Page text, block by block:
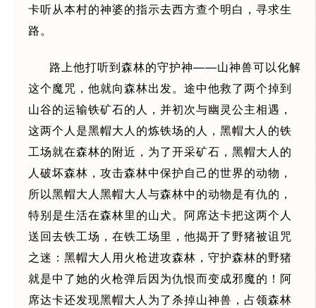
卡听从本村的神婆的指示去西方查个明白，寻求生
路。
路上他打听到森林的守护神——山神兽可以化解
这个魔咒，他就向森林出发。途中他救了两个掉到
山谷的运输铁矿石的人，并初次与幽灵公主相遇，
这两个人是黑帽大人的炼铁场的人，黑帽大人的铁
工场就在森林的附近，为了开采矿石，黑帽大人的
人破坏森林，攻击森林中保护自己的世界的动物，
所以黑帽大人黑帽大人与森林中的动物是有仇的，
特别是生活在森林里的山犬。阿席达卡把这两个人
送回去铁工场，在铁工场里，他揭开了野猪被诅咒
之迷：黑帽大人用火枪进攻森林，守护森林的野猪
就是中了她的火枪弹后因为仇恨而变成邪魔的！阿
席达卡还发现黑帽大人为了杀掉山神兽，占领森林